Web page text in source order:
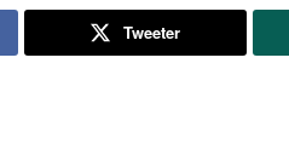
Tweeter